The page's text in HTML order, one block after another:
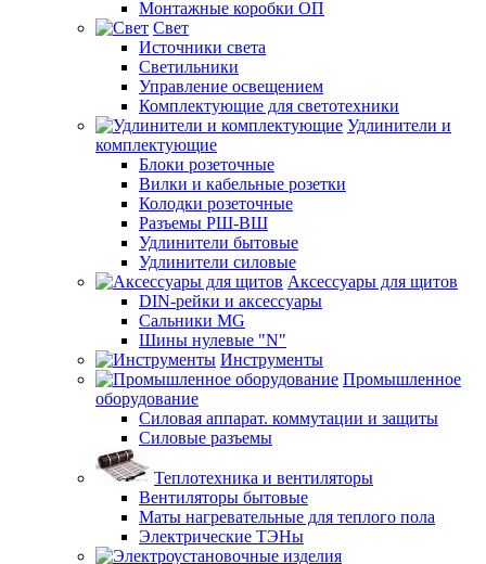
Монтажные коробки ОП
Свет
Источники света
Светильники
Управление освещением
Комплектующие для светотехники
Удлинители и
комплектующие
Блоки розеточные
Вилки и кабельные розетки
Колодки розеточные
Разъемы РШ-ВШ
Удлинители бытовые
Удлинители силовые
Аксессуары для щитов
DIN-рейки и аксессуары
Сальники MG
Шины нулевые "N"
Инструменты
Промышленное
оборудование
Силовая аппарат. коммутации и защиты
Силовые разъемы
Теплотехника и вентиляторы
Вентиляторы бытовые
Маты нагревательные для теплого пола
Электрические ТЭНы